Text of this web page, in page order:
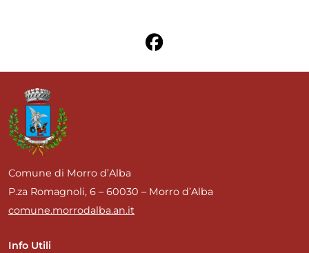
Comune di Morro d’Alba
P.za Romagnoli, 6 – 60030 – Morro d’Alba
comune.morrodalba.an.it
Info Utili